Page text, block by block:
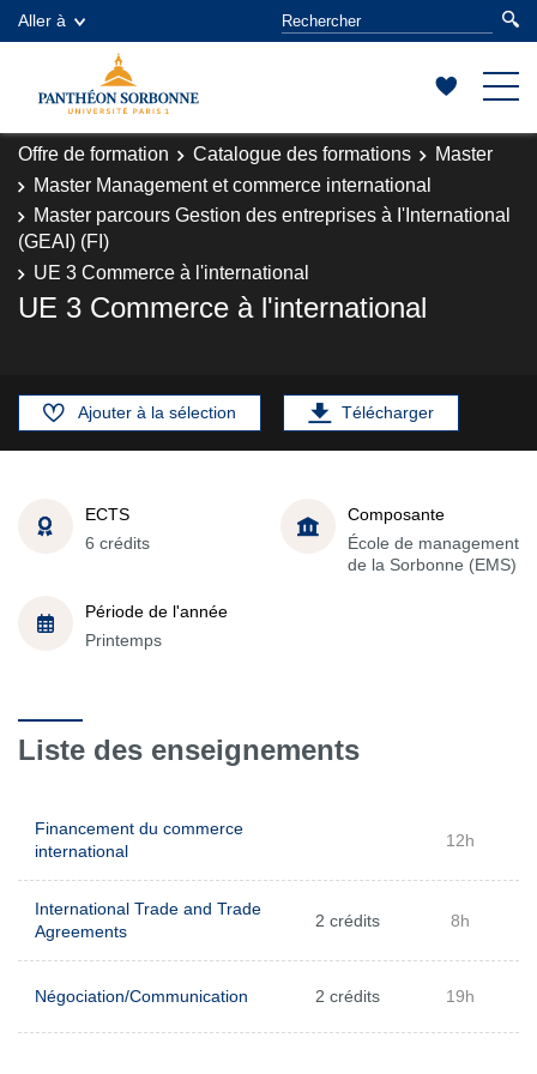
Aller à
Offre de formation Catalogue des formations
Master
Master Management et commerce international
Master parcours Gestion des entreprises à I'International
(GEAI) (FI)
UE 3 Commerce à l'international
UE 3 Commerce à l'international
Ajouter à la sélection Télécharger
ECTS
6 crédits
Composante
École de management
de la Sorbonne (EMS)
Période de l'année
Printemps
Liste des enseignements
Financement du commerce
international
12h
International Trade and Trade
Agreements
2 crédits 8h
Négociation/Communication 2 crédits 19h